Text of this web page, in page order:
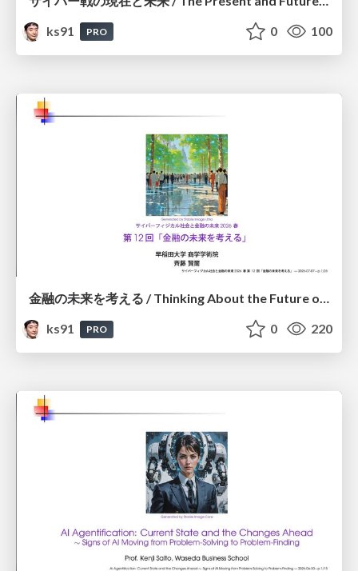
ks91
PRO 0 100
金融の未来を考える / Thinking About the Future of Finance
ks91
PRO 0 220